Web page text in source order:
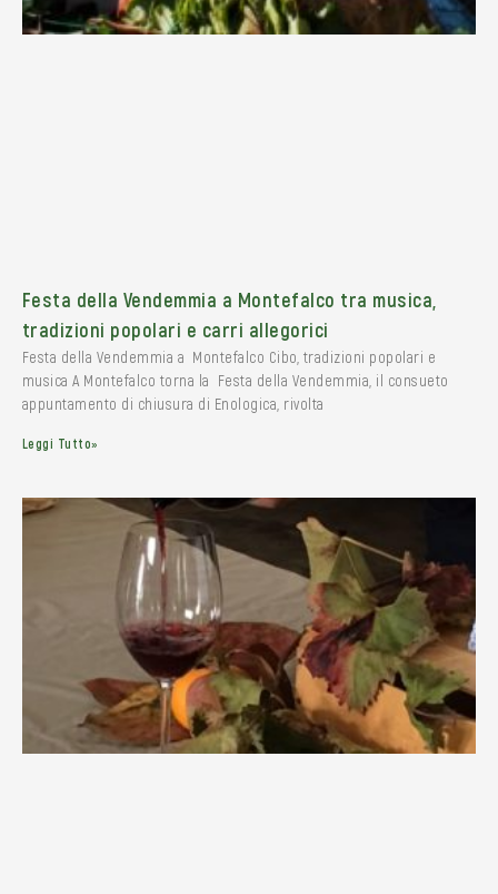
Festa della Vendemmia a Montefalco tra musica,
tradizioni popolari e carri allegorici
Festa della Vendemmia a Montefalco Cibo, tradizioni popolari e
musica A Montefalco torna la Festa della Vendemmia, il consueto
appuntamento di chiusura di Enologica, rivolta
Leggi Tutto»